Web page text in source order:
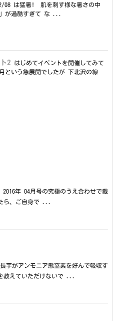
08 は猛暑! 肌を刺す様な暑さの中
」が過酷すぎて な ...
2
はじめてイベントを開催してみて
という急展開でしたが 下北沢の線
年 04月号の究極のうえ合わせで載
ら、ご自身で ...
芋がアンモニア態窒素を好んで吸収す
教えていただけないで ...